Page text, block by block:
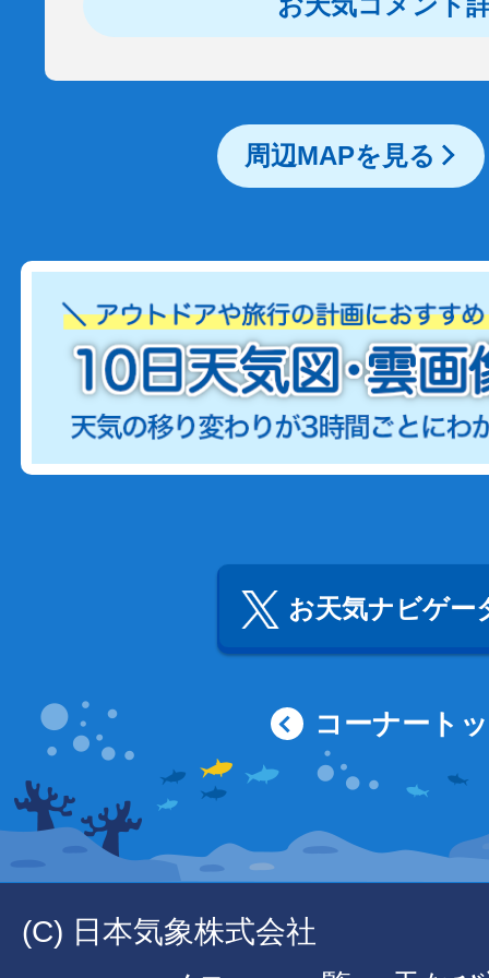
周辺MAPを見る
お天気ナビゲー
コーナート
(C) 日本気象株式会社